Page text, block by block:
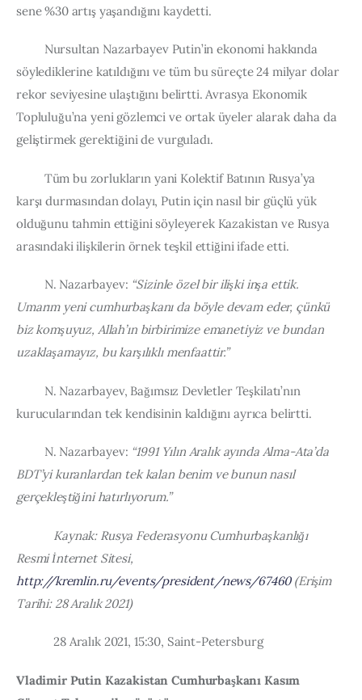
sene %30 artış yaşandığını kaydetti.
Nursultan Nazarbayev Putin’in ekonomi hakkında
söylediklerine katıldığını ve tüm bu süreçte 24 milyar dolar
rekor seviyesine ulaştığını belirtti. Avrasya Ekonomik
Topluluğu’na yeni gözlemci ve ortak üyeler alarak daha da
geliştirmek gerektiğini de vurguladı.
Tüm bu zorlukların yani Kolektif Batının Rusya’ya
karşı durmasından dolayı, Putin için nasıl bir güçlü yük
olduğunu tahmin ettiğini söyleyerek Kazakistan ve Rusya
arasındaki ilişkilerin örnek teşkil ettiğini ifade etti.
N. Nazarbayev: “Sizinle özel bir ilişki inşa ettik.
Umarım yeni cumhurbaşkanı da böyle devam eder, çünkü
biz komşuyuz, Allah’ın birbirimize emanetiyiz ve bundan
uzaklaşamayız, bu karşılıklı menfaattir.”
N. Nazarbayev, Bağımsız Devletler Teşkilatı’nın
kurucularından tek kendisinin kaldığını ayrıca belirtti.
N. Nazarbayev: “1991 Yılın Aralık ayında Alma-Ata’da
BDT’yi kuranlardan tek kalan benim ve bunun nasıl
gerçekleştiğini hatırlıyorum.”
Kaynak: Rusya Federasyonu Cumhurbaşkanlığı
Resmi İnternet Sitesi,
http://kremlin.ru/events/president/news/67460 (Erişim
Tarihi: 28 Aralık 2021)
28 Aralık 2021, 15:30, Saint-Petersburg
Vladimir Putin Kazakistan Cumhurbaşkanı Kasım